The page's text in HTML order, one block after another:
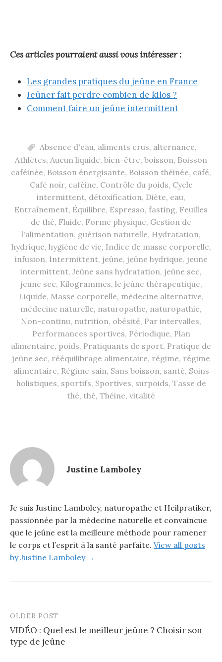
Ces articles pourraient aussi vous intéresser :
Les grandes pratiques du jeûne en France
Jeûner fait perdre combien de kilos ?
Comment faire un jeûne intermittent
Absence d'eau, aliments crus, alternance,
Athlètes, Aucun liquide, bien-être, boisson, Boisson
caféinée, Boisson énergisante, Boisson théinée, café,
Café noir, caféine, Contrôle du poids, Cycle
intermittent, détoxification, Diète, eau,
Entraînement, Équilibre, Espresso, fasting, Feuilles
de thé, Fluide, Forme physique, Gestion de
l'alimentation, guérison naturelle, Hydratation,
hydrique, hygiène de vie, Indice de masse corporelle,
infusion, Intermittent, jeûne, jeûne hydrique, jeune
intermittent, Jeûne sans hydratation, jeûne sec,
jeune sec, Kilogrammes, le jeûne thérapeutique,
Liquide, Masse corporelle, médecine alternative,
médecine naturelle, naturopathe, naturopathie,
Non-continu, nutrition, obésité, Par intervalles,
Performances sportives, Périodique, Plan
alimentaire, poids, Pratiquants de sport, Pratique de
jeûne sec, rééquilibrage alimentaire, régime, régime
alimentaire, Régime sain, Sans boisson, santé, Soins
holistiques, sportifs, Sportives, surpoids, Tasse de
thé, thé, Théine, vitalité
Justine Lamboley
Je suis Justine Lamboley, naturopathe et Heilpratiker,
passionnée par la médecine naturelle et convaincue
que le jeûne est la meilleure méthode pour ramener
le corps et l’esprit à la santé parfaite. View all posts
by Justine Lamboley →
OLDER POST
VIDÉO : Quel est le meilleur jeûne ? Choisir son
type de jeûne